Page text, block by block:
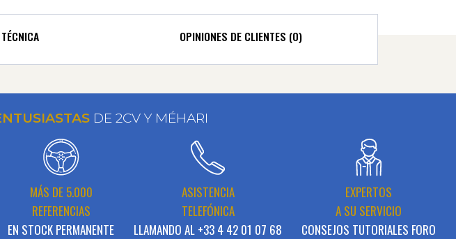
OPINIONES DE CLIENTES (0)
DE 2CV Y MÉHARI
MÁS DE 5.000
REFERENCIAS
EN STOCK PERMANENTE
ASISTENCIA
TELEFÓNICA
LLAMANDO AL +33 4 42 01 07 68
EXPERTOS
A SU SERVICIO
CONSEJOS TUTORIALES FORO